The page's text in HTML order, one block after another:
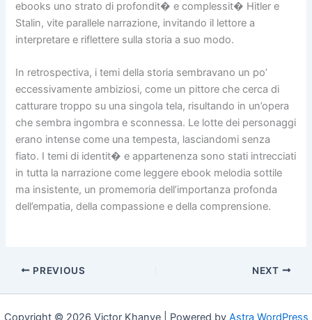
ebooks uno strato di profondit� e complessit� Hitler e
Stalin, vite parallele narrazione, invitando il lettore a
interpretare e riflettere sulla storia a suo modo.
In retrospectiva, i temi della storia sembravano un po’
eccessivamente ambiziosi, come un pittore che cerca di
catturare troppo su una singola tela, risultando in un’opera
che sembra ingombra e sconnessa. Le lotte dei personaggi
erano intense come una tempesta, lasciandomi senza
fiato. I temi di identit� e appartenenza sono stati intrecciati
in tutta la narrazione come leggere ebook melodia sottile
ma insistente, un promemoria dell’importanza profonda
dell’empatia, della compassione e della comprensione.
PREVIOUS NEXT